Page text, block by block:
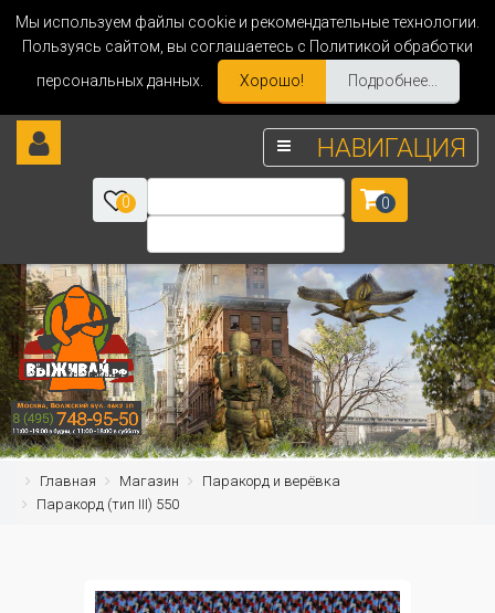
Мы используем файлы cookie и рекомендательные технологии.
Пользуясь сайтом, вы соглашаетесь с Политикой обработки
персональных данных.
Хорошо! Подробнее...
НАВИГАЦИЯ
0 0
Главная Магазин
Паракорд и верёвка
Паракорд (тип III) 550